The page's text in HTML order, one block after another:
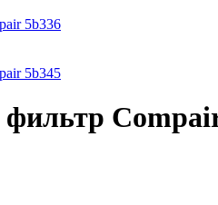
5b336
5b345